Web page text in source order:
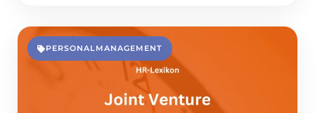
Arbeitgeber vor dem unmittelbaren Einsatz von
Know-how bei Mitbewerbern. Für Fach- und
Führungskräfte ist eine Sperrfrist jedoch ebenfalls
PERSONALMANAGEMENT